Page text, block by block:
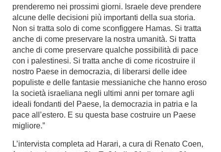
prenderemo nei prossimi giorni. Israele deve prendere
alcune delle decisioni più importanti della sua storia.
Non si tratta solo di come sconfiggere Hamas. Si tratta
anche di come preservare la nostra umanità. Si tratta
anche di come preservare qualche possibilità di pace
con i palestinesi. Si tratta anche di come ricostruire il
nostro Paese in democrazia, di liberarsi delle idee
populiste e delle fantasie messianiche che hanno eroso
la società israeliana negli ultimi anni per tornare agli
ideali fondanti del Paese, la democrazia in patria e la
pace all’estero. E su questa base costruire un Paese
migliore.”
L’intervista completa ad Harari, a cura di Renato Coen,